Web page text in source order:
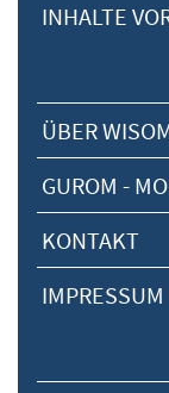
INHALTE
ÜBER
GUROM -
KONTAKT
IMPRESSUM